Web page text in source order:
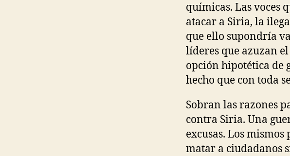
químicas. Las voces
atacar a Siria, la
que ello supondría
líderes que azuzan
opción hipotética de
hecho que con toda
Sobran las razones
contra Siria. Una
excusas. Los mismos
matar a ciudadanos